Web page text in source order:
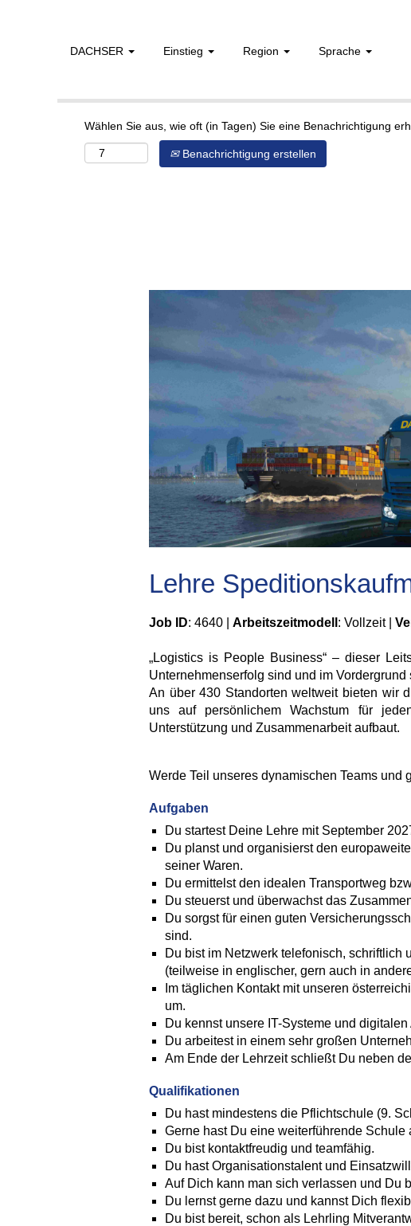
DACHSER Einstieg Region Sprache
Mehr Optionen anzeigen
Wählen Sie aus, wie oft (in Tagen) Sie eine Benachrichtigung
Benachrichtigung erstellen
Lehre
Job ID: 4640 | Arbeitszeitmodell : Vollzeit |
„Logistics is People Business“ – dieser
Unternehmenserfolg sind und im Vordergrund
An über 430 Standorten weltweit bieten wir
uns auf persönlichem Wachstum für
Unterstützung und Zusammenarbeit aufbaut.
Werde Teil unseres dynamischen Teams und
Aufgaben
Du startest Deine Lehre mit September
Du planst und organisierst den
seiner Waren.
Du ermittelst den idealen Transportweg
Du steuerst und überwachst das
Du sorgst für einen guten
sind.
Du bist im Netzwerk telefonisch, schriftlich
(teilweise in englischer, gern auch in
Im täglichen Kontakt mit unseren
um.
Du kennst unsere IT-Systeme und
Du arbeitest in einem sehr großen
Am Ende der Lehrzeit schließt Du neben
Qualifikationen
Du hast mindestens die Pflichtschule (9.
Gerne hast Du eine weiterführende
Du bist kontaktfreudig und teamfähig.
Du hast Organisationstalent und
Auf Dich kann man sich verlassen und Du
Du lernst gerne dazu und kannst Dich
Du bist bereit, schon als Lehrling